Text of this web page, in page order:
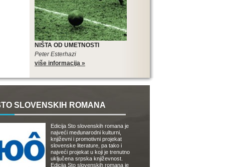
NIŠTA OD UMETNOSTI
Peter Esterhazi
više informacija »
SLOVENSKIH ROMANA
Edicija Sto slovenskih romana je
najveći međunarodni kulturni,
književni i promotivni projekat
slovenske literature, pa tako i
najveći projekat u koji je trenutno
uključena srpska književnost.
Edicija Sto slovenskih romana je